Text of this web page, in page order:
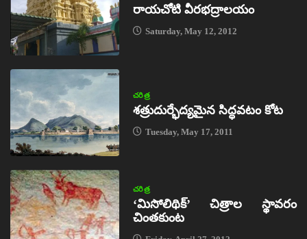
రాయచోటి వీరభద్రాలయం
Saturday, May 12, 2012
చరిత్ర
శత్రుదుర్భేద్యమైన సిద్ధవటం కోట
Tuesday, May 17, 2011
చరిత్ర
‘మిసోలిథిక్‌’ చిత్రాల స్థావరం
చింతకుంట